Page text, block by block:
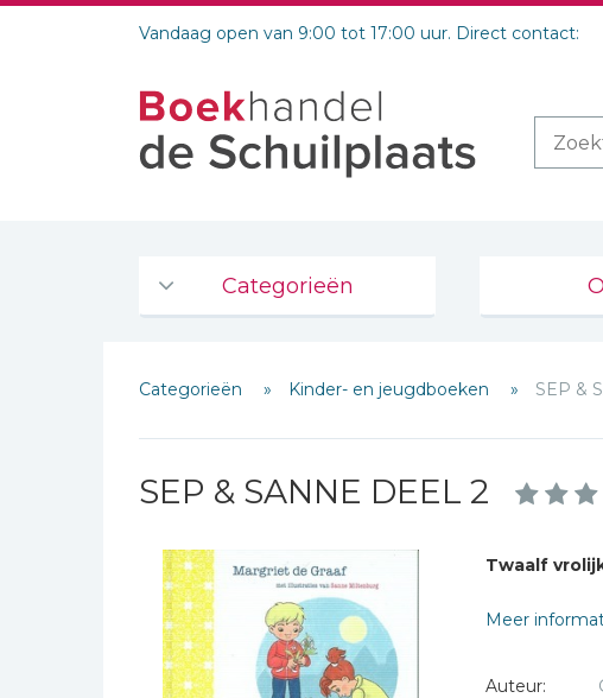
Vandaag open van 9:00 tot 17:00 uur. Direct contact:
Categorieën
De Bijbel
Bijbelse Dagboeken 2026
Bijbelstudie groepen
Bibles Foreign
Languages
Bijbelstudie
Geloof, duurzaamheid
en mileu
Categorieën Kinder- en jeugdboeken SEP &
SEP & SANNE DEEL 2
Twaalf
Meer
Auteur:
Naam *
E-mail *
Titel *
Bericht *